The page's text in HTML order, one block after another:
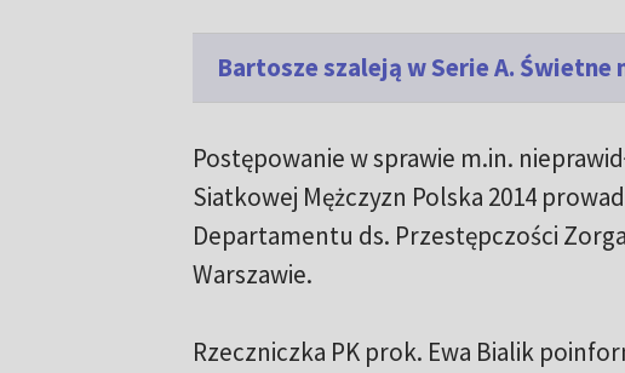
Bartosze szaleją w Serie A. Świetne
Postępowanie w sprawie m.in.
Siatkowej Mężczyzn Polska 2014
Departamentu ds. Przestępczości
Warszawie.
Rzeczniczka PK prok. Ewa Bialik